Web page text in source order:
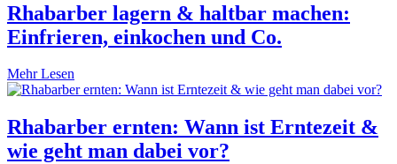
Rhabarber lagern & haltbar machen:
Einfrieren, einkochen und Co.
Mehr Lesen
Rhabarber ernten: Wann ist Erntezeit &
wie geht man dabei vor?